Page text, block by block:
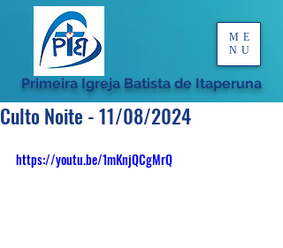
Primeira Igreja Batista de Itaperuna
ME
NU
Culto Noite - 11/08/2024
https://youtu.be/1mKnjQCgMrQ